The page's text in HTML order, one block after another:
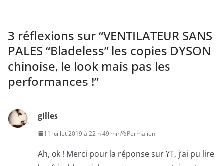
3 réflexions sur “VENTILATEUR SANS
PALES “Bladeless” les copies DYSON
chinoise, le look mais pas les
performances !”
gilles
11 juillet 2019 à 22 h 49 min Permalien
Ah, ok ! Merci pour la réponse sur YT, j’ai pu lire